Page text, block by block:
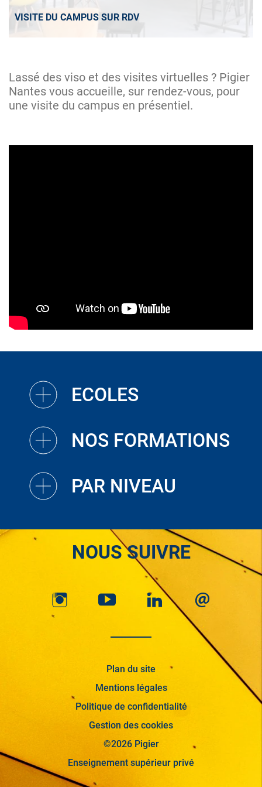
VISITE DU CAMPUS SUR RDV
Lassé des viso et des visites virtuelles ? Pigier
Nantes vous accueille, sur rendez-vous, pour
une visite du campus en présentiel.
ECOLES
NOS FORMATIONS
PAR NIVEAU
NOUS SUIVRE
Plan du site
Mentions légales
Politique de confidentialité
Gestion des cookies
©2026 Pigier
Enseignement supérieur privé